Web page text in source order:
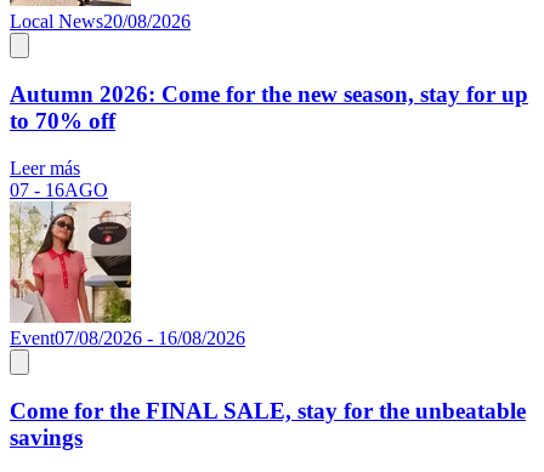
Local News20/08/2026
Autumn 2026: Come for the new season, stay for up
to 70% off
Leer más
07 - 16AGO
Event07/08/2026 - 16/08/2026
Come for the FINAL SALE, stay for the unbeatable
savings